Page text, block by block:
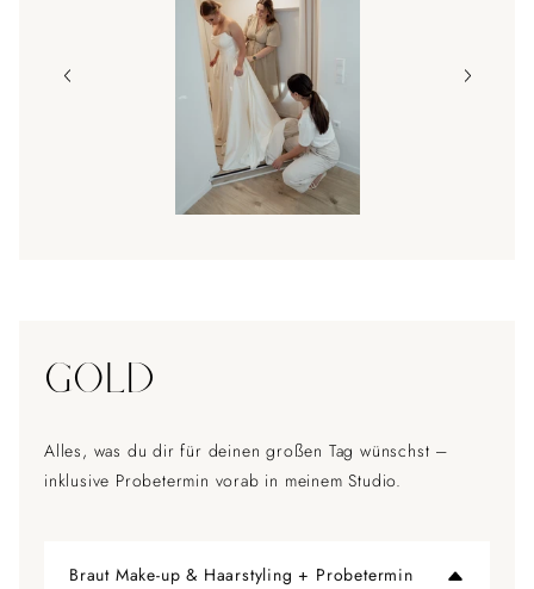
Deine eigene Online-Galerie zur Ansicht & zum
Alle Bilder werden professionell bearbeitet
Die schönsten Beauty-Fotos bekommen eine
sanfte Retusche – ideal für Make-up- und Close-
an. www.timoxmadi.de
GOLD
Alles, was du dir für deinen großen Tag wünschst –
inklusive Probetermin vorab in meinem Studio.
Braut Make-up & Haarstyling + Probetermin